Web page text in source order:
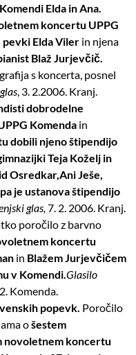
Elda in Ana.
koncertu UPPG
pevki Elda Viler in njena
Blaž Jurjevčič.
s koncerta, posnel
, 3. 2.2006. Kranj.
dobrodelne
Komenda in
dobili njeno štipendijo
Teja Koželj in
Osredkar,Ani Ješe,
je ustanova štipendijo
glas,7. 2. 2006. Kranj.
poročilo z barvno
koncertu
in Blažem Jurjevčičem
v Komendi.Glasilo
Komenda.
popevk. Poročilo
ošestem
novoletnem koncertu